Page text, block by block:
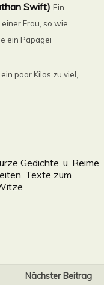
Swift) Ein
Frau, so wie
ein Papagei
paar Kilos zu viel,
Gedichte, u. Reime
Texte zum
Nächster Beitrag